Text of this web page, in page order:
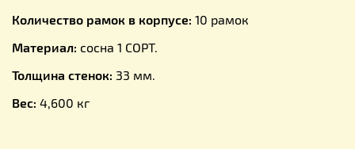
Количество рамок в корпусе: 10 рамок
Материал: сосна 1 СОРТ.
Толщина стенок: 33 мм.
Вес: 4,600 кг